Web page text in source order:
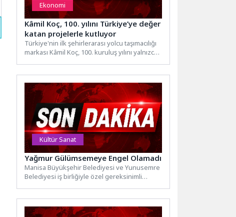
Ekonomi
Kâmil Koç, 100. yılını Türkiye’ye değer
katan projelerle kutluyor
Türkiye'nin ilk şehirlerarası yolcu taşımacılığı
markası Kâmil Koç, 100. kuruluş yılını yalnızca
Kültür Sanat
Yağmur Gülümsemeye Engel Olamadı
Manisa Büyükşehir Belediyesi ve Yunusemre
Belediyesi iş birliğiyle özel gereksinimli